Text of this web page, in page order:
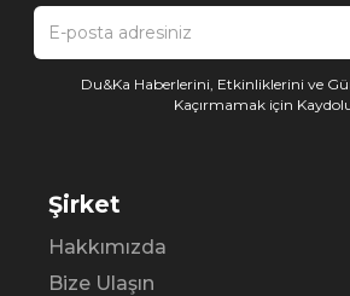
Du&Ka Haberlerini, Etkinliklerini ve
Kaçırmamak için
Şirket
Hakkımızda
Bize Ulaşın